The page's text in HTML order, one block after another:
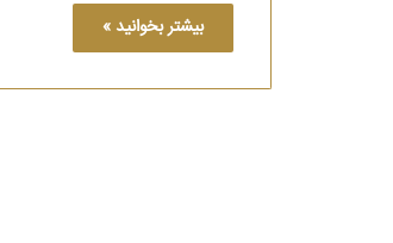
بیشتر بخوانید »